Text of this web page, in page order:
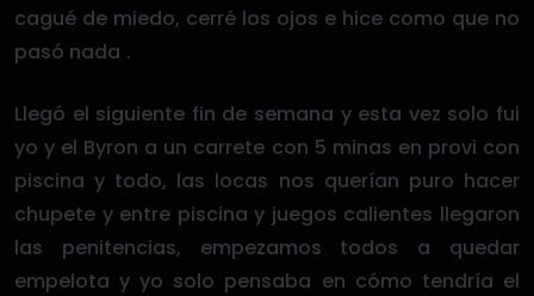
cagué de miedo, cerré los ojos e hice como que no
pasó nada .
Llegó el siguiente fin de semana y esta vez solo fui
yo y el Byron a un carrete con 5 minas en provi con
piscina y todo, las locas nos querían puro hacer
chupete y entre piscina y juegos calientes llegaron
las penitencias, empezamos todos a quedar
empelota y yo solo pensaba en cómo tendría el